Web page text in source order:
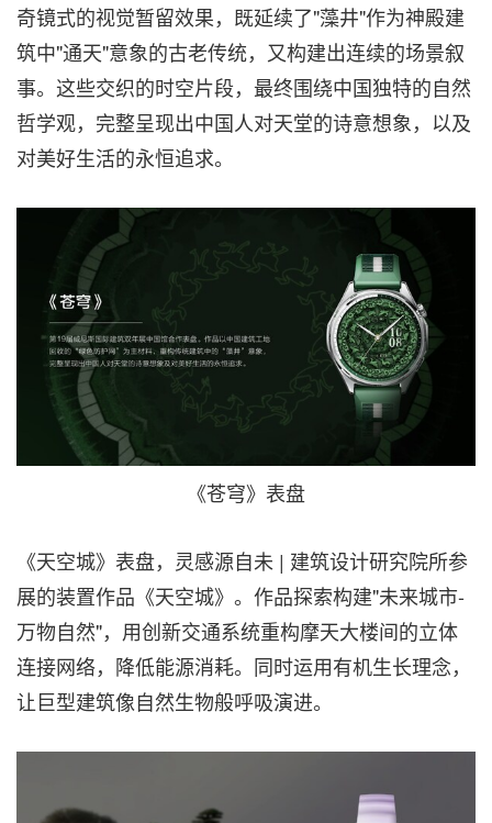
奇镜式的视觉暂留效果，既延续了"藻井"作为神殿建
筑中"通天"意象的古老传统，又构建出连续的场景叙
事。这些交织的时空片段，最终围绕中国独特的自然
哲学观，完整呈现出中国人对天堂的诗意想象，以及
对美好生活的永恒追求。
《苍穹》表盘
《天空城》表盘，灵感源自未 | 建筑设计研究院所参
展的装置作品《天空城》。作品探索构建"未来城市-
万物自然"，用创新交通系统重构摩天大楼间的立体
连接网络，降低能源消耗。同时运用有机生长理念，
让巨型建筑像自然生物般呼吸演进。